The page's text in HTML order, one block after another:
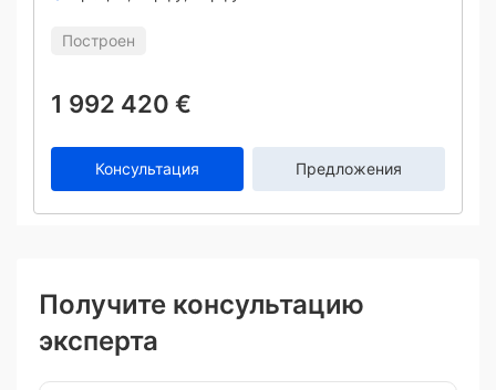
Построен
1 992 420 €
Консультация Предложения
Получите консультацию
эксперта